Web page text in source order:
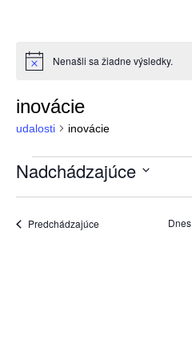
Notice Nenašli sa žiadne výsledky.
inovácie
udalosti inovácie
Navigácia
zobrazení
Navigácie
Zobrazení
Nadchádzajúce
dátum.
Predchádzajúceudalosti Dnes